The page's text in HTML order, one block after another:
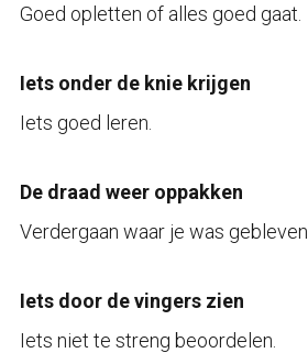
Goed opletten of alles goed gaat.
Iets onder de knie krijgen
Iets goed leren.
De draad weer oppakken
Verdergaan waar je was gebleven.
Iets door de vingers zien
Iets niet te streng beoordelen.